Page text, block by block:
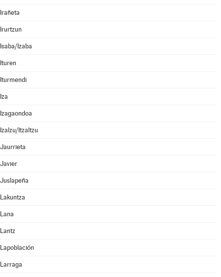
Irañeta
Irurtzun
Isaba/Izaba
Ituren
Iturmendi
Iza
Izagaondoa
Izalzu/Itzaltzu
Jaurrieta
Javier
Juslapeña
Lakuntza
Lana
Lantz
Lapoblación
Larraga